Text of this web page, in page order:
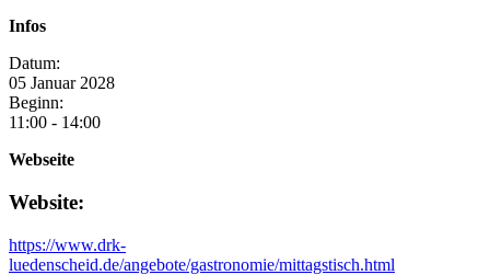
Infos
Datum:
05 Januar 2028
Beginn:
11:00 - 14:00
Webseite
Website:
https://www.drk-
luedenscheid.de/angebote/gastronomie/mittagstisch.html